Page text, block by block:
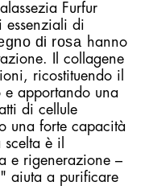
Furfur
essenziali di
di rosa hanno
Il collagene
ricostituendo il
e apportando una
di cellule
una forte capacità
è il
e rigenerazione –
aiuta a purificare